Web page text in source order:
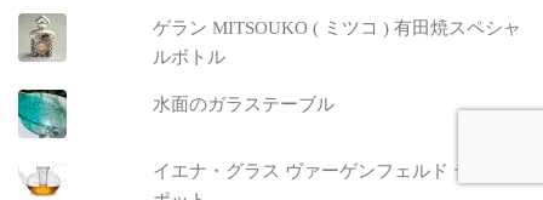
ゲラン MITSOUKO ( ミツコ ) 有田焼スペシャ
ルボトル
水面のガラステーブル
イエナ・グラス ヴァーゲンフェルド ティー